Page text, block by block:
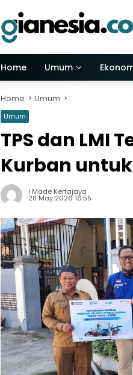
Home Umum
Home Umum
Umum
TPS dan LMI
Kurban
I Made Kertajaya
28 May 2026 16:55